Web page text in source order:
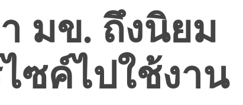
มข. ถึงนิยม
ซค์ไปใช้งาน